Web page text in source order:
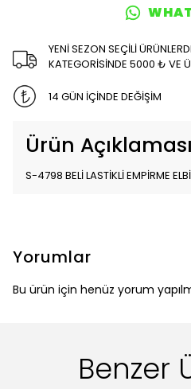
YENİ SEZON SEÇİLİ
KATEGORİSİNDE 5000 ₺ VE
14 GÜN İÇİNDE DEĞİŞİM
Ürün Açıklaması
S-4798 BELİ LASTİKLİ EMPİRME
Yorumlar
Bu ürün için henüz yorum
Benzer